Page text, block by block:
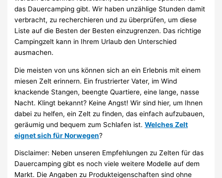
das Dauercamping gibt. Wir haben unzählige Stunden damit
verbracht, zu recherchieren und zu überprüfen, um diese
Liste auf die Besten der Besten einzugrenzen. Das richtige
Campingzelt kann in Ihrem Urlaub den Unterschied
ausmachen.
Die meisten von uns können sich an ein Erlebnis mit einem
miesen Zelt erinnern. Ein frustrierter Vater, im Wind
knackende Stangen, beengte Quartiere, eine lange, nasse
Nacht. Klingt bekannt? Keine Angst! Wir sind hier, um Ihnen
dabei zu helfen, ein Zelt zu finden, das einfach aufzubauen,
geräumig und bequem zum Schlafen ist.Welches Zelt
eignet sich für Norwegen?
Disclaimer: Neben unseren Empfehlungen zu Zelten für das
Dauercamping gibt es noch viele weitere Modelle auf dem
Markt. Die Angaben zu Produkteigenschaften sind ohne